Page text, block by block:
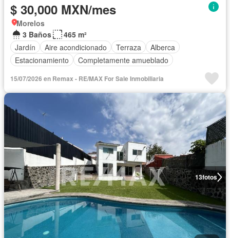
$ 30,000 MXN/mes
Morelos
3 Baños
465 m²
Jardín
Aire acondicionado Terraza
Alberca
Estacionamiento
Completamente amueblado
15/07/2026 en Remax - RE/MAX For Sale Inmobiliaria
13fotos